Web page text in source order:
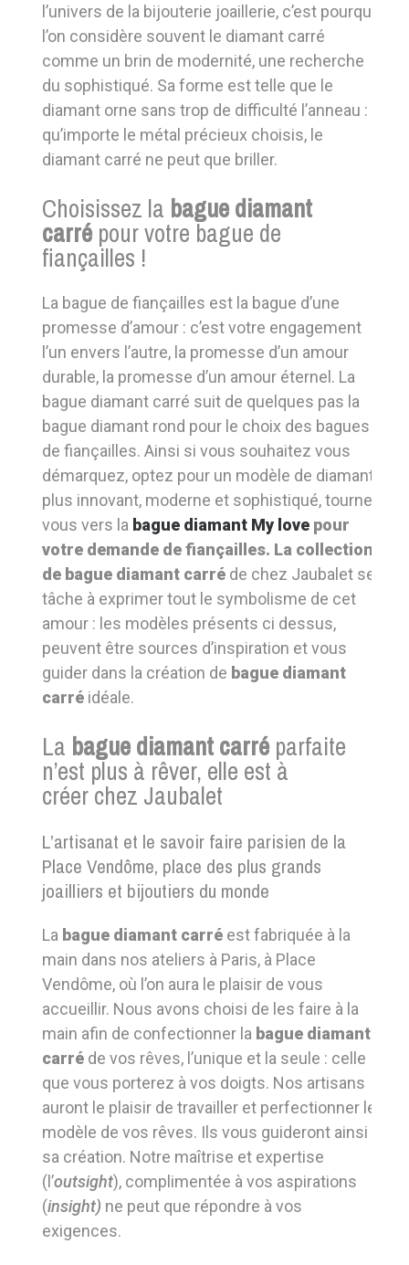
l’univers de la bijouterie joaillerie, c’est pourquoi
l’on considère souvent le diamant carré
comme un brin de modernité, une recherche
du sophistiqué. Sa forme est telle que le
diamant orne sans trop de difficulté l’anneau :
qu’importe le métal précieux choisis, le
diamant carré ne peut que briller.
Choisissez la bague diamant
carré pour votre bague de
fiançailles !
La bague de fiançailles est la bague d’une
promesse d’amour : c’est votre engagement
l’un envers l’autre, la promesse d’un amour
durable, la promesse d’un amour éternel. La
bague diamant carré suit de quelques pas la
bague diamant rond pour le choix des bagues
de fiançailles. Ainsi si vous souhaitez vous
démarquez, optez pour un modèle de diamant
plus innovant, moderne et sophistiqué, tournez
vous vers la bague diamant My love pour
votre demande de fiançailles. La collection
de bague diamant carré de chez Jaubalet se
tâche à exprimer tout le symbolisme de cet
amour : les modèles présents ci dessus,
peuvent être sources d’inspiration et vous
guider dans la création de bague diamant
carré idéale.
La bague diamant carré parfaite
n’est plus à rêver, elle est à
créer chez Jaubalet
L’artisanat et le savoir faire parisien de la
Place Vendôme, place des plus grands
joailliers et bijoutiers du monde
La bague diamant carré est fabriquée à la
main dans nos ateliers à Paris, à Place
Vendôme, où l’on aura le plaisir de vous
accueillir. Nous avons choisi de les faire à la
main afin de confectionner la bague diamant
carré de vos rêves, l’unique et la seule : celle
que vous porterez à vos doigts. Nos artisans
auront le plaisir de travailler et perfectionner le
modèle de vos rêves. Ils vous guideront ainsi à
sa création. Notre maîtrise et expertise
(l’outsight), complimentée à vos aspirations
(insight) ne peut que répondre à vos
exigences.